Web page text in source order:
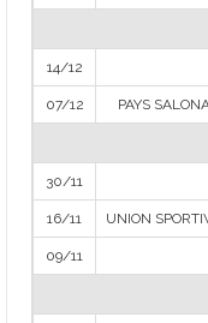
14/12
07/12 PAYS
30/11
16/11 UNION
09/11